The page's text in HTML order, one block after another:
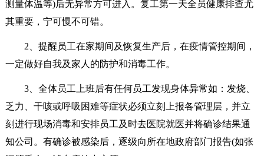
测量体温等)后无异常方可进入。复工第一天全员健康排查尤
其重要，宁可慢不可错。
2、提醒员工在家期间及恢复生产后，在疫情管控期间，
一定做好自我及家人的防护和消毒工作。
3、全体员工上班后有任何员工发现身体异常如：发烧、
乏力、干咳或呼吸困难等症状必须立刻上报各管理层，并立
刻进行现场消毒和安排员工及时去医院就医并将确诊结果通
知公司。有确诊被感染后，逐级向所在地政府部门报告(如张